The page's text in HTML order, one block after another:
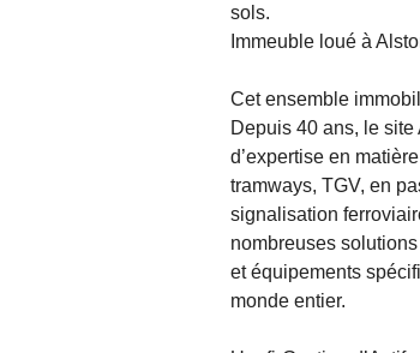
sols.
Immeuble loué à
Cet ensemble
Depuis 40 ans, le
d’expertise en
tramways, TGV, en
signalisation
nombreuses
et équipements
monde entier.